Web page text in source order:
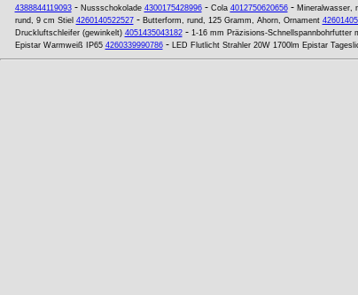
4388844119093- Nussschokolade 4300175428996- Cola 4012750620656- Mineralwasser,
rund, 9 cm Stiel 4260140522527- Butterform, rund, 125 Gramm, Ahorn, Ornament
Druckluftschleifer (gewinkelt) 4051435043182- 1-16 mm Präzisions-Schnellspannbohrfutter
Epistar Warmweiß IP65 4260339990786- LED Flutlicht Strahler 20W 1700lm Epistar